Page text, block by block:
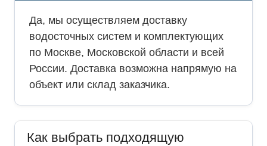
Да, мы осуществляем доставку
водосточных систем и комплектующих
по Москве, Московской области и всей
России. Доставка возможна напрямую на
объект или склад заказчика.
Как выбрать подходящую